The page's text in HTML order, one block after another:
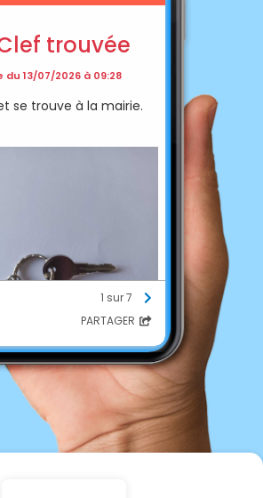
trouvée
du 13/07/2026 à 09:28
se trouve à la mairie.
1 sur 7
PARTAGER